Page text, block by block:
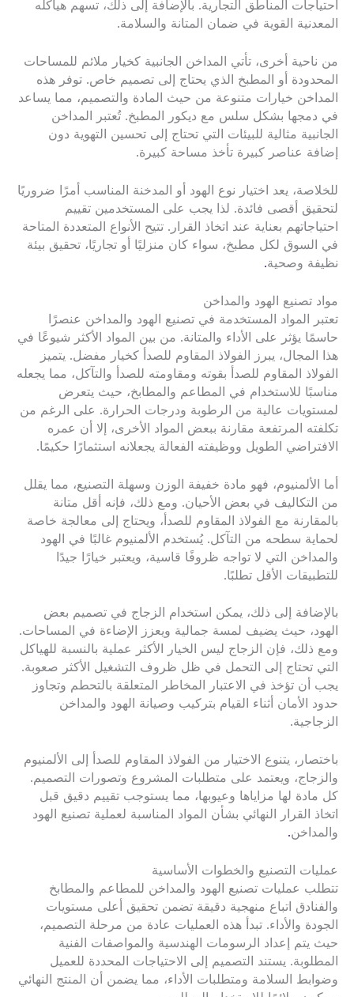
احتياجات المناطق التجارية. بالإضافة إلى ذلك، تسهم هياكله
المعدنية القوية في ضمان المتانة والسلامة.
من ناحية أخرى، تأتي المداخن الجانبية كخيار ملائم للمساحات
المحدودة أو المطبخ الذي يحتاج إلى تصميم خاص. توفر هذه
المداخن خيارات متنوعة من حيث المادة والتصميم، مما يساعد
في دمجها بشكل سلس مع ديكور المطبخ. تُعتبر المداخن
الجانبية مثالية للبيئات التي تحتاج إلى تحسين التهوية دون
إضافة عناصر كبيرة تأخذ مساحة كبيرة.
للخلاصة، يعد اختيار نوع الهود أو المدخنة المناسب أمرًا ضروريًا
لتحقيق أقصى فائدة. لذا يجب على المستخدمين تقييم
احتياجاتهم بعناية عند اتخاذ القرار. تتيح الأنواع المتعددة المتاحة
في السوق لكل مطبخ، سواء كان منزليًا أو تجاريًا، تحقيق بيئة
نظيفة وصحية.
مواد تصنيع الهود والمداخن
تعتبر المواد المستخدمة في تصنيع الهود والمداخن عنصرًا
حاسمًا يؤثر على الأداء والمتانة. من بين المواد الأكثر شيوعًا في
هذا المجال، يبرز الفولاذ المقاوم للصدأ كخيار مفضل. يتميز
الفولاذ المقاوم للصدأ بقوته ومقاومته للصدأ والتآكل، مما يجعله
مناسبًا للاستخدام في المطاعم والمطابخ، حيث يتعرض
لمستويات عالية من الرطوبة ودرجات الحرارة. على الرغم من
تكلفته المرتفعة مقارنة ببعض المواد الأخرى، إلا أن عمره
الافتراضي الطويل ووظيفته الفعالة يجعلانه استثمارًا حكيمًا.
أما الألمنيوم، فهو مادة خفيفة الوزن وسهلة التصنيع، مما يقلل
من التكاليف في بعض الأحيان. ومع ذلك، فإنه أقل متانة
بالمقارنة مع الفولاذ المقاوم للصدأ، ويحتاج إلى معالجة خاصة
لحماية سطحه من التآكل. يُستخدم الألمنيوم غالبًا في الهود
والمداخن التي لا تواجه ظروفًا قاسية، ويعتبر خيارًا جيدًا
للتطبيقات الأقل تطلبًا.
بالإضافة إلى ذلك، يمكن استخدام الزجاج في تصميم بعض
الهود، حيث يضيف لمسة جمالية ويعزز الإضاءة في المساحات.
ومع ذلك، فإن الزجاج ليس الخيار الأكثر عملية بالنسبة للهياكل
التي تحتاج إلى التحمل في ظل ظروف التشغيل الأكثر صعوبة.
يجب أن تؤخذ في الاعتبار المخاطر المتعلقة بالتحطم وتجاوز
حدود الأمان أثناء القيام بتركيب وصيانة الهود والمداخن
الزجاجية.
باختصار، يتنوع الاختيار من الفولاذ المقاوم للصدأ إلى الألمنيوم
والزجاج، ويعتمد على متطلبات المشروع وتصورات التصميم.
كل مادة لها مزاياها وعيوبها، مما يستوجب تقييم دقيق قبل
اتخاذ القرار النهائي بشأن المواد المناسبة لعملية تصنيع الهود
والمداخن.
عمليات التصنيع والخطوات الأساسية
تتطلب عمليات تصنيع الهود والمداخن للمطاعم والمطابخ
والفنادق اتباع منهجية دقيقة تضمن تحقيق أعلى مستويات
الجودة والأداء. تبدأ هذه العمليات عادة من مرحلة التصميم،
حيث يتم إعداد الرسومات الهندسية والمواصفات الفنية
المطلوبة. يستند التصميم إلى الاحتياجات المحددة للعميل
وضوابط السلامة ومتطلبات الأداء، مما يضمن أن المنتج النهائي